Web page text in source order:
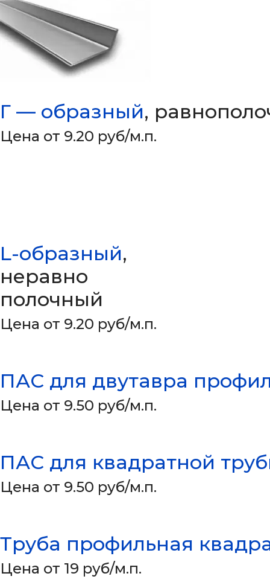
Г — образный,
Цена от 9.20 руб/м.п.
L-образный,
неравно
полочный
Цена от 9.20 руб/м.п.
ПАС для двутавра
Цена от 9.50 руб/м.п.
ПАС для квадратной
Цена от 9.50 руб/м.п.
Труба профильная
Цена от 19 руб/м.п.